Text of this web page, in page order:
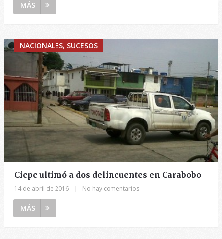
MÁS
NACIONALES, SUCESOS
Cicpc ultimó a dos delincuentes en Carabobo
14 de abril de 2016 No hay comentarios
MÁS